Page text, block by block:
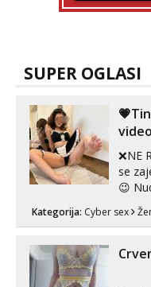
SUPER OGLASI
❌NE
se
😉
Kategorija: Cyber sex